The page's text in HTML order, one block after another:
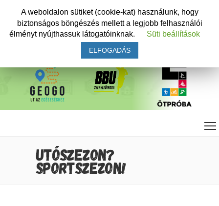
UTÓSZEZON?
SPORTSZEZON!
A weboldalon sütiket (cookie-kat) használunk, hogy
biztonságos böngészés mellett a legjobb felhasználói
élményt nyújthassuk látogatóinknak.
Süti beállítások
ELFOGADÁS